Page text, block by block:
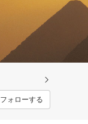
フォローする